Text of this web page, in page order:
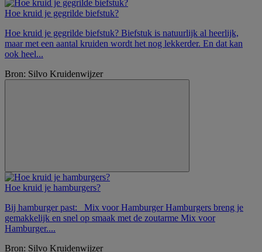
Hoe kruid je gegrilde biefstuk?
Hoe kruid je gegrilde biefstuk? Biefstuk is natuurlijk al heerlijk,
maar met een aantal kruiden wordt het nog lekkerder. En dat kan
ook heel...
Bron: Silvo Kruidenwijzer
Hoe kruid je hamburgers?
Bij hamburger past: Mix voor Hamburger Hamburgers breng je
gemakkelijk en snel op smaak met de zoutarme Mix voor
Hamburger....
Bron: Silvo Kruidenwijzer